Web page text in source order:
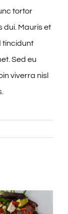
tortor
dui. Mauris et
tincidunt
Sed eu
viverra nisl